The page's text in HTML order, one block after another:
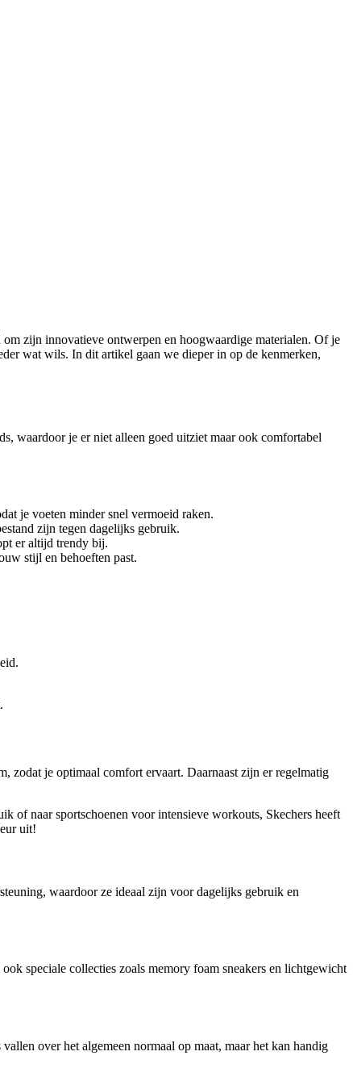
zijn innovatieve ontwerpen en hoogwaardige materialen. Of je
wat wils. In dit artikel gaan we dieper in op de kenmerken,
waardoor je er niet alleen goed uitziet maar ook comfortabel
je voeten minder snel vermoeid raken.
zijn tegen dagelijks gebruik.
er altijd trendy bij.
stijl en behoeften past.
zodat je optimaal comfort ervaart. Daarnaast zijn er regelmatig
of naar sportschoenen voor intensieve workouts, Skechers heeft
uit!
waardoor ze ideaal zijn voor dagelijks gebruik en
speciale collecties zoals memory foam sneakers en lichtgewicht
over het algemeen normaal op maat, maar het kan handig